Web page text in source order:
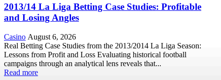
2013/14 La Liga Betting Case Studies: Profitable
and Losing Angles
Casino August 6, 2026
Real Betting Case Studies from the 2013/2014 La Liga Season:
Lessons from Profit and Loss Evaluating historical football
campaigns through an analytical lens reveals that...
Read more